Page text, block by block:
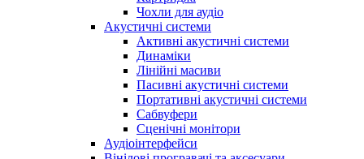
Чохли для аудіо
Акустичні системи
Активні акустичні системи
Динаміки
Лінійні масиви
Пасивні акустичні системи
Портативні акустичні системи
Сабвуфери
Сценічні монітори
Аудіоінтерфейси